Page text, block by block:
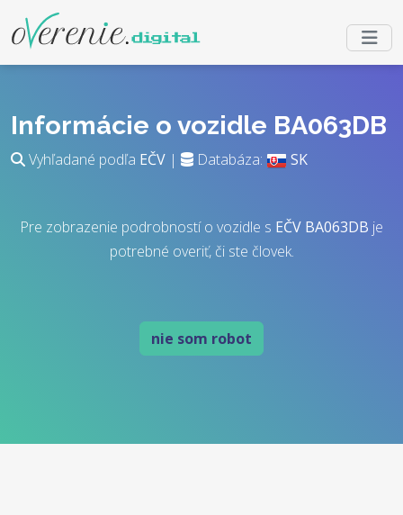
Informácie o vozidle BA063DB
Vyhľadané podľa EČV | Databáza: SK
Pre zobrazenie podrobností o vozidle s EČV BA063DB je
potrebné overiť, či ste človek.
nie som robot